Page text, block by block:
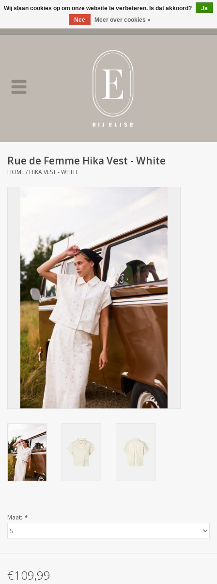
BIJ ELISE
SALE
Merken
Rue de Femme Hika Vest - White
HOME/ HIKA VEST - WHITE
Maat: *
€109,99
Wij slaan cookies op om onze website te verbeteren. Is dat akkoord?
Ja
Nee
Meer over cookies »